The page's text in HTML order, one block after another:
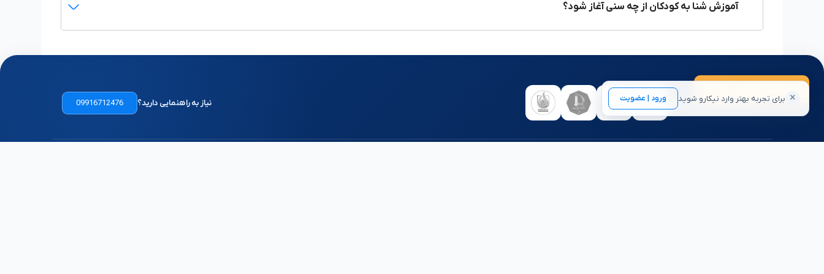
× برای تجربه بهتر وارد نیکارو شوید ورود | عضویت
سانس و امکانات آموزشی استخر متغیر است. حق آموزش مربی نیز بسته به سابقه مربی، مهارت‌ها و مدارک دریافتی تعیین می‌شود. به طور کلی می‌توان گفت شهریه کلاس شنا از
حدود 2 میلیون
سخن آخر نیکارو
در شهرهای بزرگ به دلیل تعداد بالای آموزشگاه‌ها و باشگاه‌های ورزشی، پیدا کردن یک مجموعه آموزشی مناسب می‌تواند سخت و چالش برانگیز باشد. در شهرهای کوچک نیز پیدا کردن آموزشگاه خوب و
آموزش شنا به کودکان از چه سنی آغاز شود؟
درخواست کلاستعدادی از همکاران نیکارو: نیاز به راهنمایی دارید؟ 09916712476